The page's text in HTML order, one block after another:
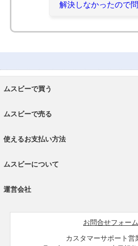
解決しなかったので
ムスビーで買う
ムスビーで売る
使えるお支払い方法
ムスビーについて
運営会社
お問合せフォーム
カスタマーサポート営